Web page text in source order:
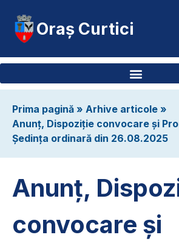
Oraș Curtici
Prima pagină » Arhive articole »
Anunț, Dispoziție convocare și
Ședința ordinară din 26.08.2025
Anunț,
convocare și